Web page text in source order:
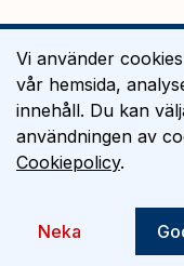
Vi använder
vår hemsida,
innehåll. Du kan
användningen av
Cookiepolicy.
Neka